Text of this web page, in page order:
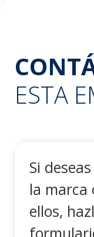
ESTA
Si
la marca
ellos,